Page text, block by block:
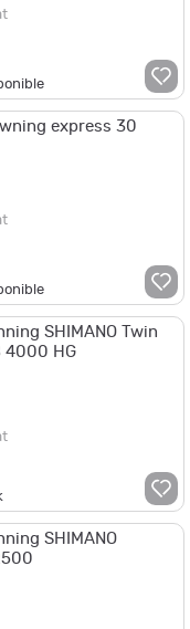
express 30
SHIMANO Twin
4000 HG
SHIMANO